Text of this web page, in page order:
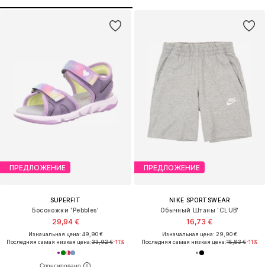
ПРЕДЛОЖЕНИЕ
SUPERFIT
Босоножки 'Pebbles'
29,94 €
Изначальная цена: 49,90 €
Последняя самая низкая цена:33,92 €-11%
ПРЕДЛОЖЕНИЕ
NIKE SPORTSWEAR
Обычный Штаны 'CLUB'
16,73 €
Изначальная цена: 29,90 €
Последняя самая низкая цена:18,83 €-11%